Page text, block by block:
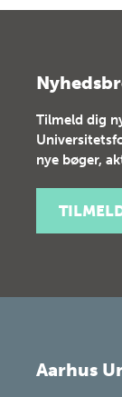
Tilmeld dig
nye bøger,
Aarhus